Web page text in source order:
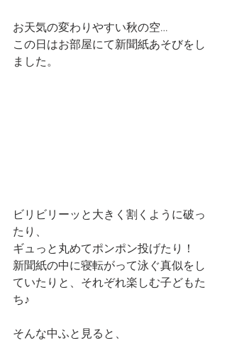
お天気の変わりやすい秋の空…
この日はお部屋にて新聞紙あそびをし
ました。
ビリビリーッと大きく割くように破っ
たり、
ギュっと丸めてポンポン投げたり！
新聞紙の中に寝転がって泳ぐ真似をし
ていたりと、それぞれ楽しむ子どもた
ち♪
そんな中ふと見ると、